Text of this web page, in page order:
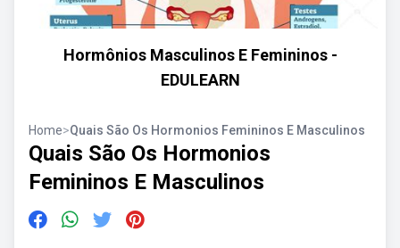
Hormônios Masculinos E Femininos -
EDULEARN
Home>Quais São Os Hormonios Femininos E Masculinos
Quais São Os Hormonios
Femininos E Masculinos